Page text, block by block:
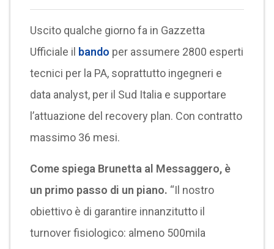
Uscito qualche giorno fa in Gazzetta
Ufficiale il bando per assumere 2800 esperti
tecnici per la PA, soprattutto ingegneri e
data analyst, per il Sud Italia e supportare
l’attuazione del recovery plan. Con contratto
massimo 36 mesi.
Come spiega Brunetta al Messaggero, è
un primo passo di un piano. “Il nostro
obiettivo è di garantire innanzitutto il
turnover fisiologico: almeno 500mila